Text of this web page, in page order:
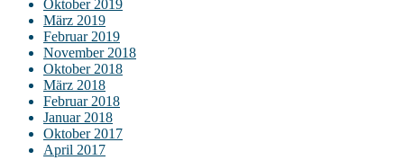
Oktober 2019
März 2019
Februar 2019
November 2018
Oktober 2018
März 2018
Februar 2018
Januar 2018
Oktober 2017
April 2017